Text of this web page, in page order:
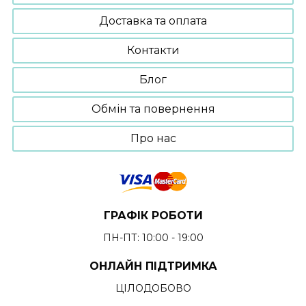
Доставка та оплата
Контакти
Блог
Обмін та повернення
Про нас
ГРАФІК РОБОТИ
ПН-ПТ: 10:00 - 19:00
ОНЛАЙН ПІДТРИМКА
ЦІЛОДОБОВО